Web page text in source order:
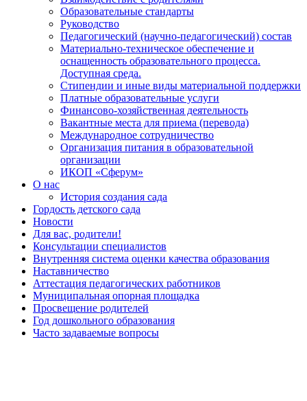
Образовательные стандарты
Руководство
Педагогический (научно-педагогический) состав
Материально-техническое обеспечение и
оснащенность образовательного процесса.
Доступная среда.
Стипендии и иные виды материальной поддержки
Платные образовательные услуги
Финансово-хозяйственная деятельность
Вакантные места для приема (перевода)
Международное сотрудничество
Организация питания в образовательной
организации
ИКОП «Сферум»
О нас
История создания сада
Гордость детского сада
Новости
Для вас, родители!
Консультации специалистов
Внутренняя система оценки качества образования
Наставничество
Аттестация педагогических работников
Муниципальная опорная площадка
Просвещение родителей
Год дошкольного образования
Часто задаваемые вопросы